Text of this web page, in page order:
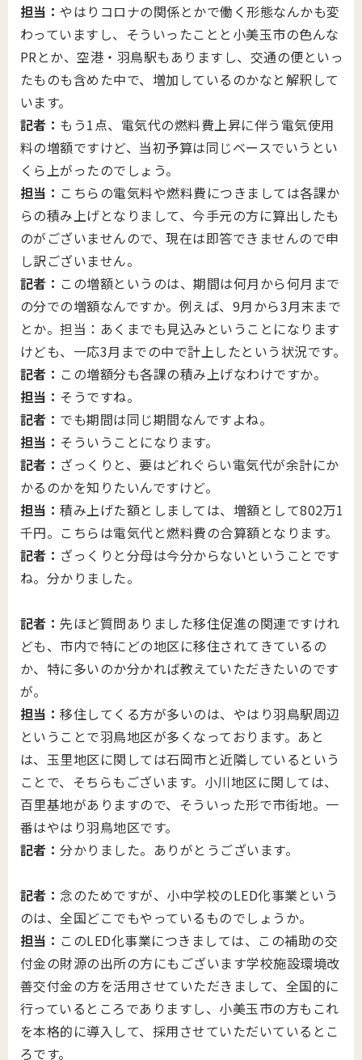
担当：やはりコロナの関係とかで働く形態なんかも変
わっていますし、そういったことと小美玉市の色んな
PRとか、空港・羽鳥駅もありますし、交通の便といっ
たものも含めた中で、増加しているのかなと解釈して
います。
記者： もう1点、電気代の燃料費上昇に伴う電気使用
料の増額ですけど、当初予算は同じベースでいうとい
くら上がったのでしょう。
担当： こちらの電気料や燃料費につきましては各課か
らの積み上げとなりまして、今手元の方に算出したも
のがございませんので、現在は即答できませんので申
し訳ございません。
記者： この増額というのは、期間は何月から何月まで
の分での増額なんですか。例えば、9月から3月末まで
とか。担当：あくまでも見込みということになります
けども、一応3月までの中で計上したという状況です。
記者： この増額分も各課の積み上げなわけですか。
担当： そうですね。
記者： でも期間は同じ期間なんですよね。
担当： そういうことになります。
記者： ざっくりと、要はどれぐらい電気代が余計にか
かるのかを知りたいんですけど。
担当：積み上げた額としましては、増額として802万1
千円。こちらは電気代と燃料費の合算額となります。
記者： ざっくりと分母は今分からないということです
ね。分かりました。
記者：先ほど質問ありました移住促進の関連ですけれ
ども、市内で特にどの地区に移住されてきているの
か、特に多いのか分かれば教えていただきたいのです
が。
担当：移住してくる方が多いのは、やはり羽鳥駅周辺
ということで羽鳥地区が多くなっております。あと
は、玉里地区に関しては石岡市と近隣しているという
ことで、そちらもございます。小川地区に関しては、
百里基地がありますので、そういった形で市街地。一
番はやはり羽鳥地区です。
記者：分かりました。ありがとうございます。
記者： 念のためですが、小中学校のLED化事業という
のは、全国どこでもやっているものでしょうか。
担当： このLED化事業につきましては、この補助の交
付金の財源の出所の方にもございます学校施設環境改
善交付金の方を活用させていただきまして、全国的に
行っているところでありますし、小美玉市の方もこれ
を本格的に導入して、採用させていただいているとこ
ろです。